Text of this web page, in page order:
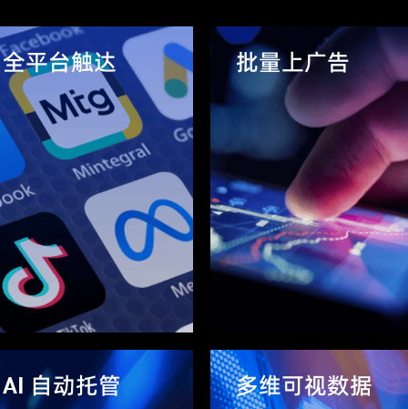
全平台触达 批量上广告
AI 自动托管 多维可视数据